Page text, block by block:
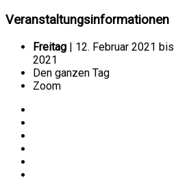
Veranstaltungsinformationen
Freitag | 12. Februar 2021 bis
2021
Den ganzen Tag
Zoom